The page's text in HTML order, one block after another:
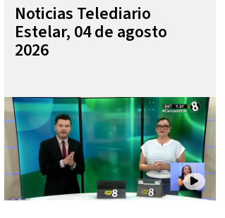
Noticias Telediario
Estelar, 04 de agosto
2026